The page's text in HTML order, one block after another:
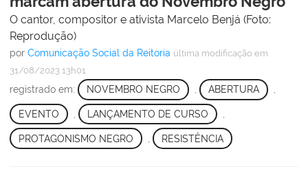
O cantor, compositor e ativista Marcelo Benjá (Foto:
Reprodução)
por Comunicação Social da Reitoria última modificação em
31/08/2023 13h01
registrado em: NOVEMBRO NEGRO , ABERTURA ,
EVENTO LANÇAMENTO DE CURSO
PROTAGONISMO NEGRO RESISTÊNCIA